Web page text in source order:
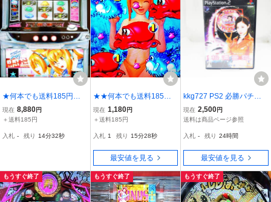
★何本でも送料185円★
PS2 スロッターUPマ
ニア11 2027 vs 2027Ⅱ
現在 8,880円
＋送料185円
入札 - 残り 14分30秒
★★何本でも送料185円
★ PS2 三洋パチンコ
パラダイス8 ～新海物語
☆
現在 1,180円
＋送料185円
入札 1 残り 15分26秒
最安値を見る
kkg727 PS2 必勝パチン
コ☆パチスロ攻略シリー
ズ Vol.8 CR松浦亜弥 プレ
テ2 あやや コナミ D3
現在 2,500円
送料は商品ページ参照
入札 - 残り 24時間
最安値を見る
もうすぐ終了 もうすぐ終了 もうすぐ終了